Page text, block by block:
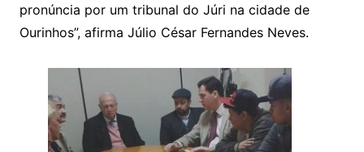
pronúncia por um tribunal do Júri na cidade de
Ourinhos”, afirma Júlio César Fernandes Neves.